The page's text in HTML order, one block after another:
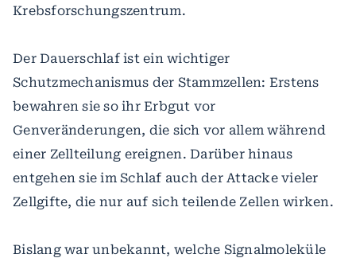
Krebsforschungszentrum.
Der Dauerschlaf ist ein wichtiger
Schutzmechanismus der Stammzellen: Erstens
bewahren sie so ihr Erbgut vor
Genveränderungen, die sich vor allem während
einer Zellteilung ereignen. Darüber hinaus
entgehen sie im Schlaf auch der Attacke vieler
Zellgifte, die nur auf sich teilende Zellen wirken.
Bislang war unbekannt, welche Signalmoleküle